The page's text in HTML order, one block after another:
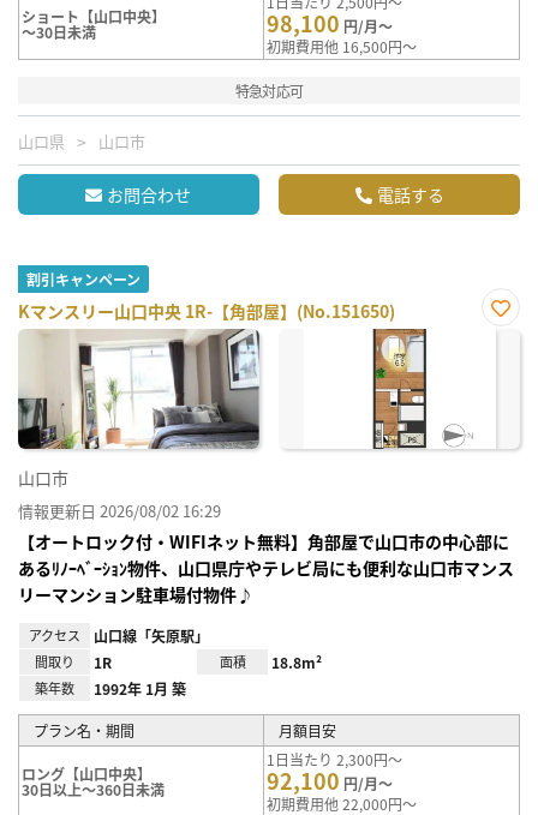
ショート【山口中央】
～30日未満 98,100 円/月～
初期費用他 16,500円～
特急対応可
山口県 山口市
お問合わせ 電話する
割引キャンペーン
Kマンスリー山口中央 1R-【角部屋】(No.151650)
お気
山口市
情報更新日 2026/08/02 16:29
【オートロック付・WIFIネット無料】角部屋で山口市の中心部に
あるﾘﾉｰﾍﾞｰｼｮﾝ物件、山口県庁やテレビ局にも便利な山口市マンス
リーマンション駐車場付物件♪
アクセス 山口線「矢原駅」
間取り 1R 面積 18.8m²
築年数 1992年 1月 築
プラン名・期間 月額目安
ロング【山口中央】
30日以上～360日未満
1日当たり 2,300円～
92,100 円/月～
初期費用他 22,000円～